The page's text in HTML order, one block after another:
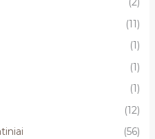
(11)
(1)
(1)
(1)
(12)
(56)